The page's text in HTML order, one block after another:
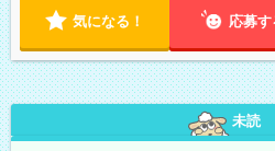
気になる！ 応募す
未読